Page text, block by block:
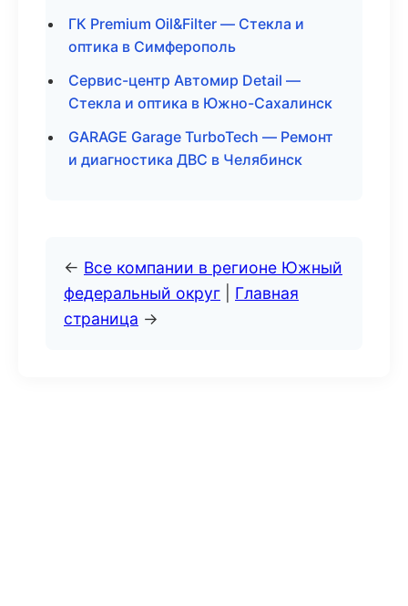
ГК Premium Oil&Filter — Стекла и
оптика в Симферополь
Сервис-центр Автомир Detail —
Стекла и оптика в Южно-Сахалинск
GARAGE Garage TurboTech — Ремонт
и диагностика ДВС в Челябинск
← Все компании в регионе Южный
федеральный округ
Главная
страница →